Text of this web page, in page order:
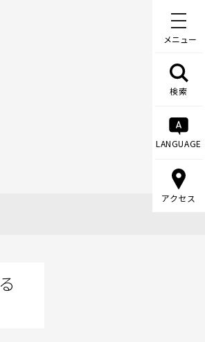
メニュー
検索
LANGUAGE
アクセス